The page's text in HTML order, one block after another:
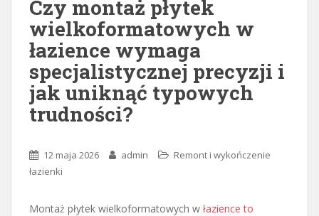
Czy montaż płytek
wielkoformatowych w
łazience wymaga
specjalistycznej precyzji i
jak uniknąć typowych
trudności?
12 maja 2026 admin
Remont i wykończenie
łazienki
Montaż płytek wielkoformatowych w łazience to